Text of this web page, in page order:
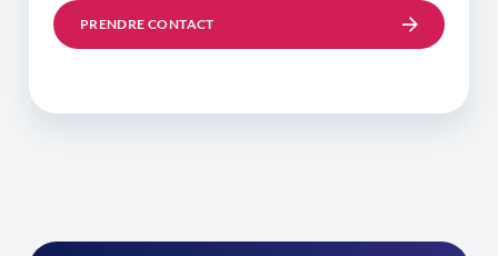
PRENDRE CONTACT